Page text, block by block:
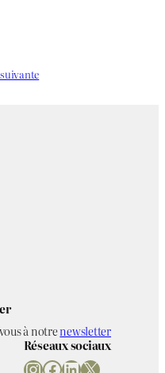
à notrenewsletter
Réseaux sociaux